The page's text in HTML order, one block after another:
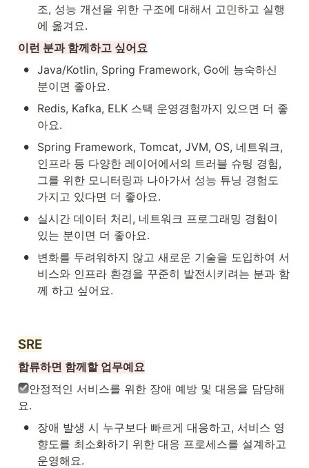
조, 성능 개선을 위한 구조에 대해서 고민하고 실행
에 옮겨요.
이런 분과 함께하고 싶어요
• Java/Kotlin, Spring Framework, Go에 능숙하신
분이면 좋아요.
•
Redis, Kafka, ELK 스택 운영경험까지 있으면 더 좋
아요.
•
Spring Framework, Tomcat, JVM, OS, 네트워크,
인프라 등 다양한 레이어에서의 트러블 슈팅 경험,
그를 위한 모니터링과 나아가서 성능 튜닝 경험도
가지고 있다면 더 좋아요.
•
실시간 데이터 처리, 네트워크 프로그래밍 경험이
있는 분이면 더 좋아요.
•
변화를 두려워하지 않고 새로운 기술을 도입하여 서
비스와 인프라 환경을 꾸준히 발전시키려는 분과 함
께 하고 싶어요.
SRE
합류하면 함께할 업무예요
안정적인 서비스를 위한 장애 예방 및 대응을 담당해
요.
•
장애 발생 시 누구보다 빠르게 대응하고, 서비스 영
향도를 최소화하기 위한 대응 프로세스를 설계하고
운영해요.